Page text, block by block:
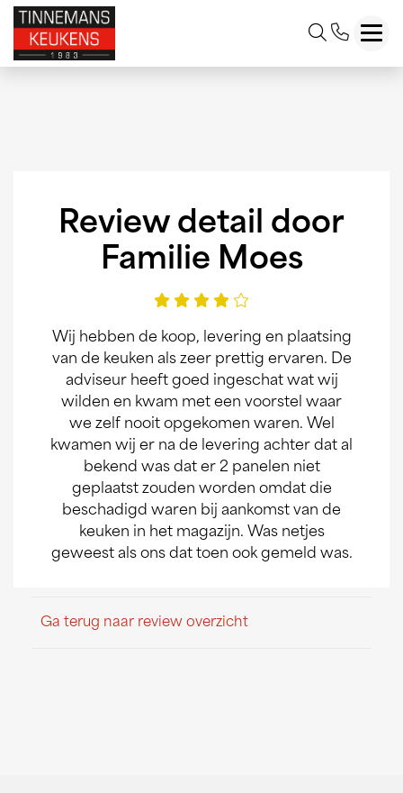
Review detail door
Familie Moes
Wij hebben de koop, levering en plaatsing
van de keuken als zeer prettig ervaren. De
adviseur heeft goed ingeschat wat wij
wilden en kwam met een voorstel waar
we zelf nooit opgekomen waren. Wel
kwamen wij er na de levering achter dat al
bekend was dat er 2 panelen niet
geplaatst zouden worden omdat die
beschadigd waren bij aankomst van de
keuken in het magazijn. Was netjes
geweest als ons dat toen ook gemeld was.
Ga terug naar review overzicht